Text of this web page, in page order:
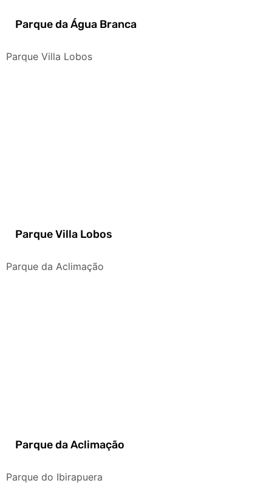
Parque da Água Branca
Parque Villa Lobos
Parque Villa Lobos
Parque da Aclimação
Parque da Aclimação
Parque do Ibirapuera